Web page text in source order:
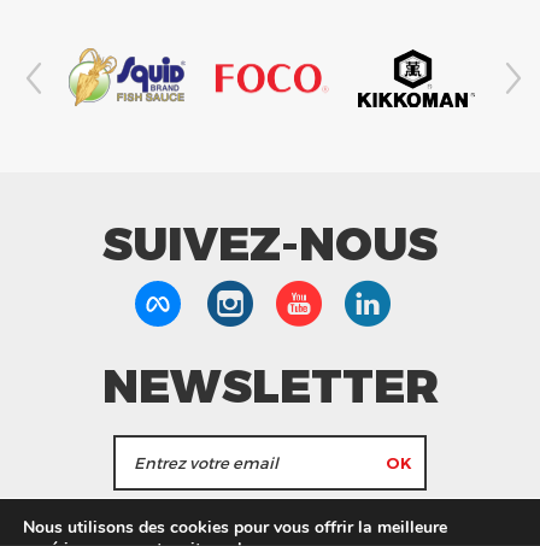
SUIVEZ-NOUS
NEWSLETTER
J'accepte de recevoir les actualités et les
Nous utilisons des cookies pour vous offrir la meilleure